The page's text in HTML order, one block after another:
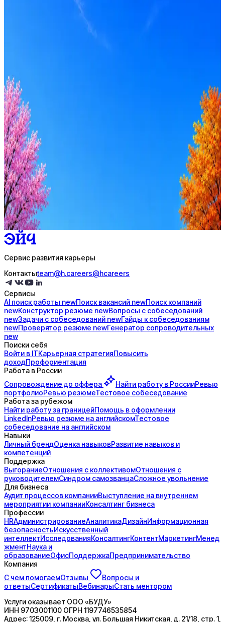
Транспак
0активные вакансии
Стратегия поиска с AI: рынки, позиции, вилка, каналы
AI генерация сопроводительных писем
Сервис развития карьеры
Контактыteam@h.careers@hcareers
Сервисы
AI поискработы newПоисквакансий newПоисккомпаний
newКонструктор резюме newВопросы с собеседований
newЗадачи с собеседований newГайды ксобеседованиям
newПроверятор резюме newГенератор сопроводительных
new
Поиски себя
Войти в ITКарьерная стратегияПовысить
доходПрофориентация
Работа в России
Сопровождение до оффера Найти работу в РоссииРевью
портфолиоРевью резюмеТестовое собеседование
Работа за рубежом
Найти работу за границейПомощь в оформлении
LinkedInРевью резюме на английскомТестовое
собеседование на английском
Навыки
Личный брендОценка навыковРазвитие навыков и
компетенций
Поддержка
ВыгораниеОтношения с коллективомОтношения с
руководителемСиндром самозванцаСложное увольнение
Для бизнеса
Аудит процессов компанииВыступление на внутреннем
мероприятии компанииКонсалтинг бизнеса
Профессии
HRАдминистрированиеАналитикаДизайнИнформационная
безопасностьИскусственный
интеллектИсследованияКонсалтингКонтентМаркетингМенед
жментНаука и
образованиеОфисПоддержкаПредпринимательство
Компания
С чем помогаемОтзывы
Вопросы и
ответыСертификатыВебинарыСтать ментором
Услуги оказывает ООО «БУДУ»
ИНН 9703001100 ОГРН 1197746535854
Адрес:125009, г. Москва, ул. Большая Никитская, д. 21/18, стр. 1,